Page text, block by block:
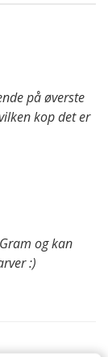
på øverste
kop det er
og kan
:)